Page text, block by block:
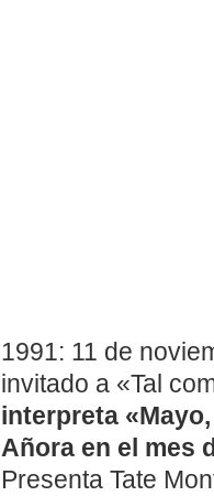
1991: 11 de
invitado a «Tal
interpreta
Añora en el mes
Presenta Tate